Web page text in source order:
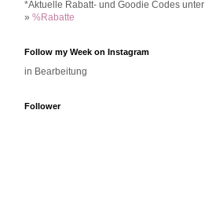
*Aktuelle Rabatt- und Goodie Codes unter
» %Rabatte
Follow my Week on Instagram
in Bearbeitung
Follower